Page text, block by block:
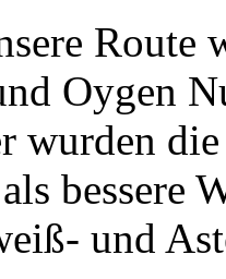
Route
Oygen
wurden
bessere
und